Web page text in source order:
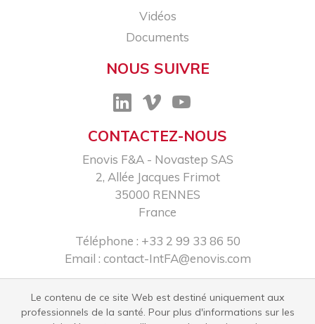
Vidéos
Documents
NOUS SUIVRE
CONTACTEZ-NOUS
Enovis F&A - Novastep SAS​
2, Allée Jacques Frimot​
35000 RENNES​
France
Téléphone : +33 2 99 33 86 50​
Email : contact-IntFA@enovis.com
Le contenu de ce site Web est destiné uniquement aux
professionnels de la santé. Pour plus d'informations sur les